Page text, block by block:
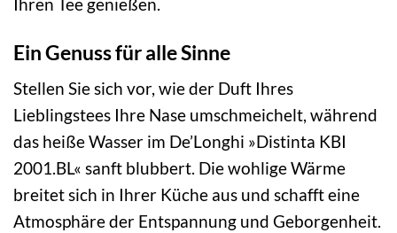
Ein Genuss für alle Sinne
Stellen Sie sich vor, wie der Duft Ihres
Lieblingstees Ihre Nase umschmeichelt, während
das heiße Wasser im De’Longhi »Distinta KBI
2001.BL« sanft blubbert. Die wohlige Wärme
breitet sich in Ihrer Küche aus und schafft eine
Atmosphäre der Entspannung und Geborgenheit.